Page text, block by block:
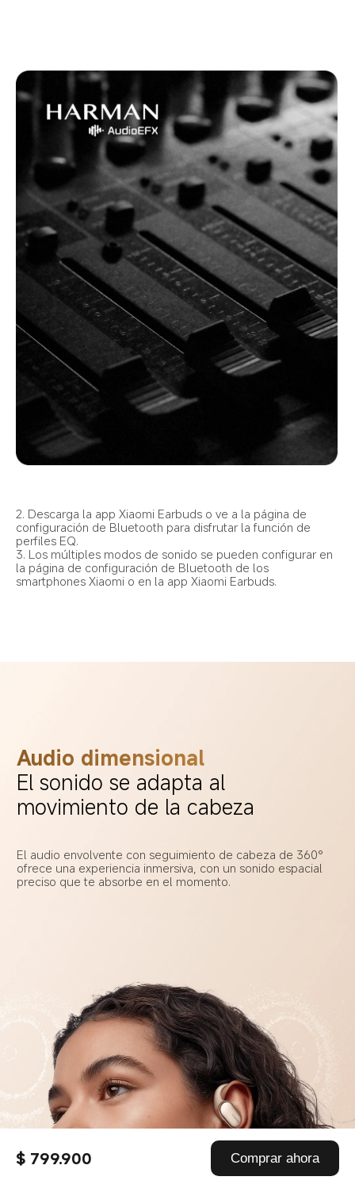
$ 799.900 Comprar ahora
2. Descarga la app Xiaomi Earbuds o ve a la página de
configuración de Bluetooth para disfrutar la función de
perfiles EQ.
3. Los múltiples modos de sonido se pueden configurar en
la página de configuración de Bluetooth de los
smartphones Xiaomi o en la app Xiaomi Earbuds.
Audio dimensional
El sonido se adapta al
movimiento de la cabeza
El audio envolvente con seguimiento de cabeza de 360°
ofrece una experiencia inmersiva, con un sonido espacial
preciso que te absorbe en el momento.